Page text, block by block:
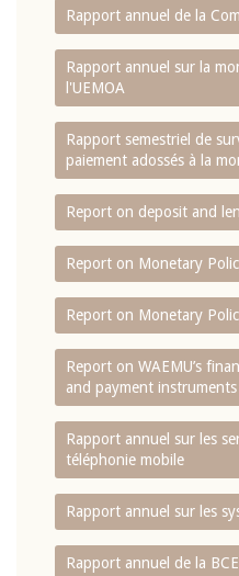
Rapport annuel de la
Rapport annuel sur la
l'UEMOA
Rapport semestriel de
paiement adossés à la
Report on deposit and
Report on Monetary
Report on Monetary
Report on WAEMU’s
and payment
Rapport annuel sur les
téléphonie mobile
Rapport annuel sur les
Rapport annuel de la